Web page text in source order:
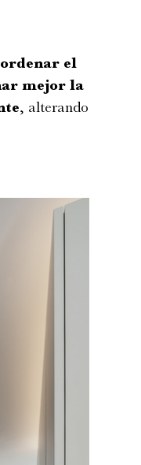
el
mejor la
, alterando